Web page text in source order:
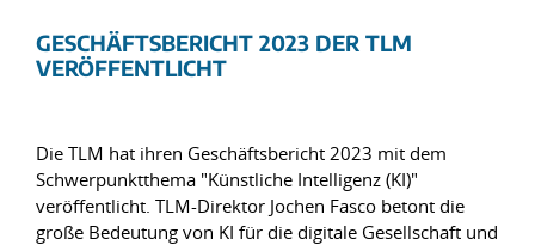
GESCHÄFTSBERICHT 2023 DER TLM
VERÖFFENTLICHT
Die TLM hat ihren Geschäftsbericht 2023 mit dem
Schwerpunktthema "Künstliche Intelligenz (KI)"
veröffentlicht. TLM-Direktor Jochen Fasco betont die
große Bedeutung von KI für die digitale Gesellschaft und